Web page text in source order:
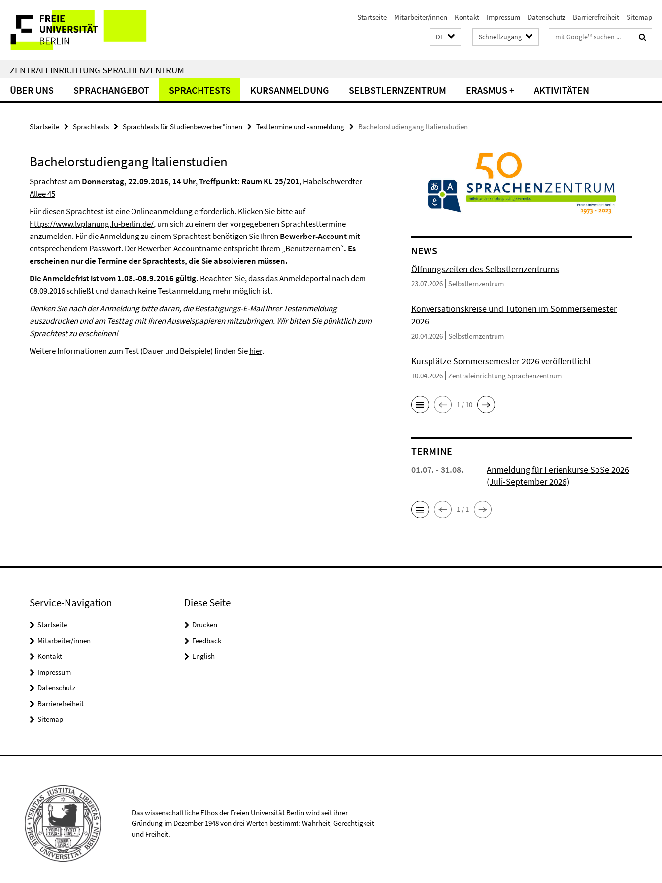
direkt
Inhalt
Service-
Navigation
Startseite Mitarbeiter/innen Kontakt Impressum Datenschutz Barrierefreiheit Sitemap
DE Schnellzugang Suchbegriffe
ZENTRALEINRICHTUNG SPRACHENZENTRUM
ÜBER UNS SPRACHANGEBOT SPRACHTESTS KURSANMELDUNG SELBSTLERNZENTRUM ERASMUS + AKTIVITÄTEN
Startseite Sprachtests Sprachtests für Studienbewerber*innen Testtermine und -anmeldung Bachelorstudiengang Italienstudien
Bachelorstudiengang Italienstudien
Sprachtest am Donnerstag, 22.09.2016, 14 Uhr,Treffpunkt: Raum KL 25/201,Habelschwerdter
Allee 45
Für diesen Sprachtest ist eine Onlineanmeldung erforderlich. Klicken Sie bitte auf
https://www.lvplanung.fu-berlin.de/, um sich zu einem der vorgegebenen Sprachtesttermine
anzumelden. Für die Anmeldung zu einem Sprachtest benötigen Sie Ihren Bewerber-Accountmit
entsprechendem Passwort. Der Bewerber-Accountname entspricht Ihrem „Benutzernamen“. Es
erscheinen nur die Termine der Sprachtests, die Sie absolvieren müssen.
Die Anmeldefrist ist vom 1.08.-08.9.2016 gültig. Beachten Sie, dass das Anmeldeportal nach dem
08.09.2016 schließt und danach keine Testanmeldung mehr möglich ist.
Denken Sie nach der Anmeldung bitte daran, die Bestätigungs-E-Mail Ihrer Testanmeldung
auszudrucken und am Testtag mit Ihren Ausweispapieren mitzubringen. Wir bitten Sie pünktlich zum
Sprachtest zu erscheinen!
Weitere Informationen zum Test (Dauer und Beispiele) finden Siehier.
NEWS
Öffnungszeiten des Selbstlernzentrums
23.07.2026 Selbstlernzentrum
Konversationskreise und Tutorien im Sommersemester
2026
20.04.2026 Selbstlernzentrum
Kursplätze Sommersemester 2026 veröffentlicht
10.04.2026 Zentraleinrichtung Sprachenzentrum
1 / 10
TERMINE
01.07. - 31.08.
Anmeldung für Ferienkurse SoSe 2026
(Juli-September 2026)
1 / 1
Service-Navigation
Startseite
Mitarbeiter/innen
Kontakt
Impressum
Datenschutz
Barrierefreiheit
Sitemap
Diese Seite
Drucken
Feedback
English
Das wissenschaftliche Ethos der Freien Universität Berlin wird seit ihrer
Gründung im Dezember 1948 von drei Werten bestimmt: Wahrheit, Gerechtigkeit
und Freiheit.